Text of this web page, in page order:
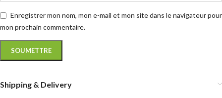
Enregistrer mon nom, mon e-mail et mon site dans le navigateur pour
mon prochain commentaire.
Shipping & Delivery